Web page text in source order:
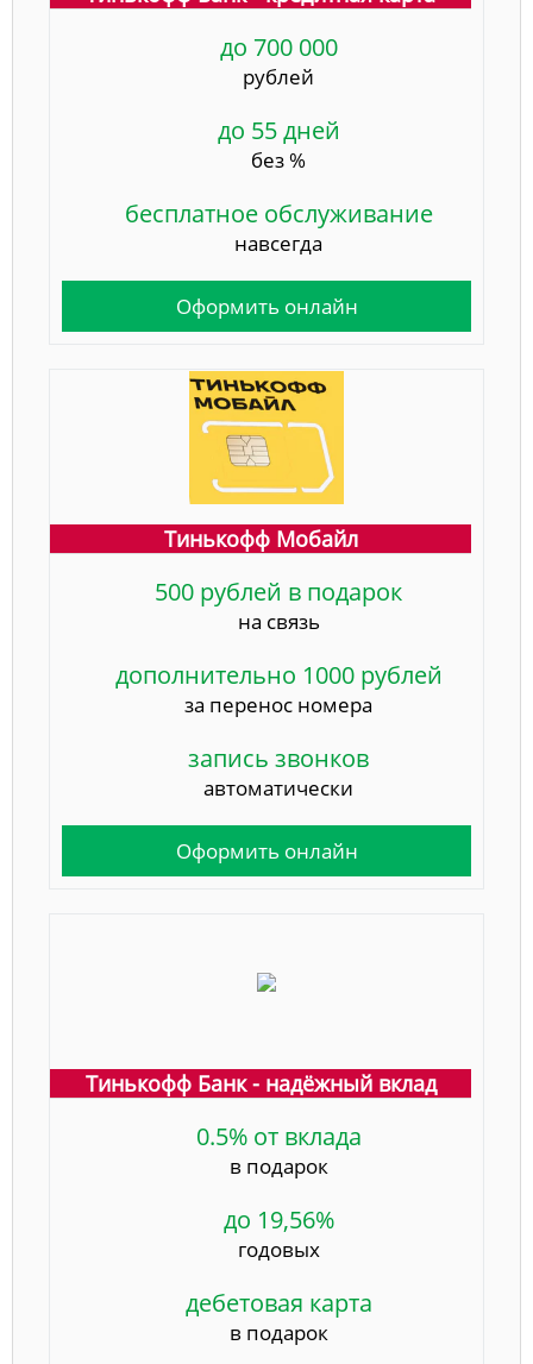
до 700 000
рублей
до 55 дней
без %
бесплатное обслуживание
навсегда
Оформить онлайн
Тинькофф Мобайл
500 рублей в подарок
на связь
дополнительно 1000 рублей
за перенос номера
запись звонков
автоматически
Оформить онлайн
Тинькофф Банк - надёжный вклад
0.5% от вклада
в подарок
до 19,56%
годовых
дебетовая карта
в подарок